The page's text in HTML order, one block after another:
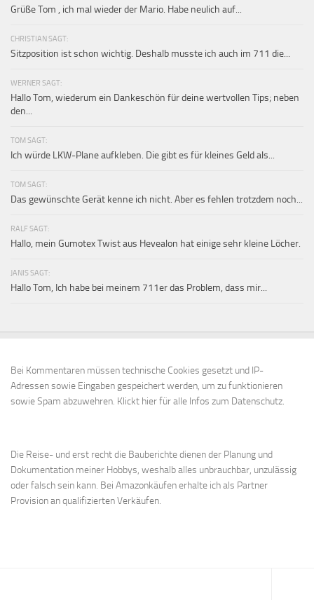
Grüße Tom , ich mal wieder der Mario. Habe neulich auf...
CHRISTIAN SAGT:
Sitzposition ist schon wichtig. Deshalb musste ich auch im 711 die...
WERNER SAGT:
Hallo Tom, wiederum ein Dankeschön für deine wertvollen Tips; neben
den...
TOM SAGT:
Ich würde LKW-Plane aufkleben. Die gibt es für kleines Geld als...
TOM SAGT:
Das gewünschte Gerät kenne ich nicht. Aber es fehlen trotzdem noch...
RALF SAGT:
Hallo, mein Gumotex Twist aus Hevealon hat einige sehr kleine Löcher.
JANIS SAGT:
Hallo Tom, Ich habe bei meinem 711er das Problem, dass mir...
Bei Kommentaren müssen technische Cookies gesetzt und IP-
Adressen sowie Eingaben gespeichert werden, um zu funktionieren
sowie Spam abzuwehren. Klickt hier für alle Infos zum Datenschutz.
Die Reise- und erst recht die Bauberichte dienen der Planung und
Dokumentation meiner Hobbys, weshalb alles unbrauchbar, unzulässig
oder falsch sein kann. Bei Amazonkäufen erhalte ich als Partner
Provision an qualifizierten Verkäufen.